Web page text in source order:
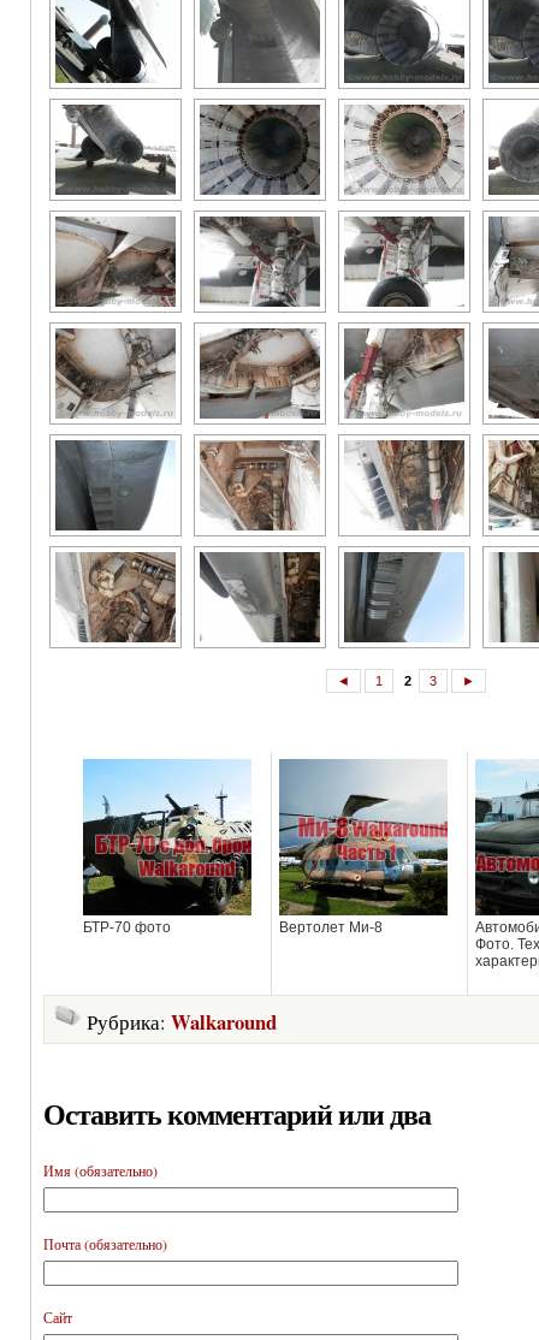
◄ 1 2 3 ►
БТР-70 фото Вертолет Ми-8
Фото.
Рубрика: Walkaround
Оставить комментарий или два
Имя (обязательно)
Почта (обязательно)
Сайт